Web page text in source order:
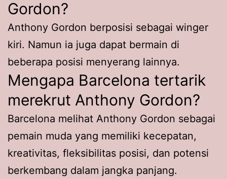
Gordon?
Anthony Gordon berposisi sebagai winger
kiri. Namun ia juga dapat bermain di
beberapa posisi menyerang lainnya.
Mengapa Barcelona tertarik
merekrut Anthony Gordon?
Barcelona melihat Anthony Gordon sebagai
pemain muda yang memiliki kecepatan,
kreativitas, fleksibilitas posisi, dan potensi
berkembang dalam jangka panjang.